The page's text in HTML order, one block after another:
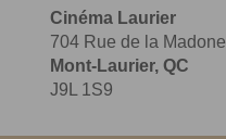
Cinéma Laurier
704 Rue de la Madone
Mont-Laurier, QC
J9L 1S9